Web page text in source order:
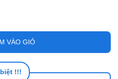
VÀO GIỎ
!!!